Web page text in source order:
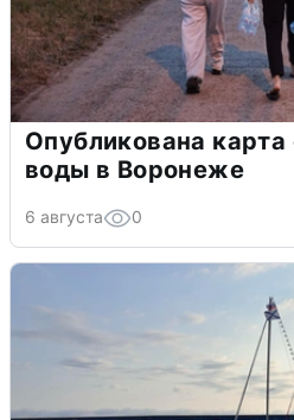
Опубликована
воды в Воронеже
6 августа 0